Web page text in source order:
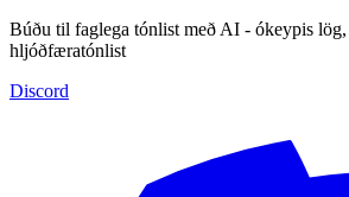
Búðu til faglega tónlist með AI - ókeypis lög,
hljóðfæratónlist
Discord